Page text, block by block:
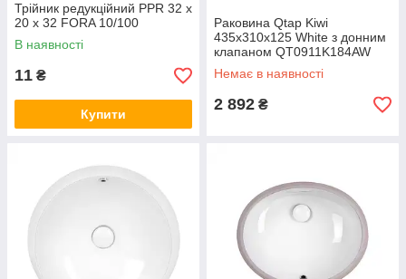
Трійник редукційний PPR 32 х
20 х 32 FORA 10/100
В наявності
11 ₴
Купити
Раковина Qtap Kiwi
435х310х125 White з донним
клапаном QT0911K184AW
Немає в наявності
2 892 ₴